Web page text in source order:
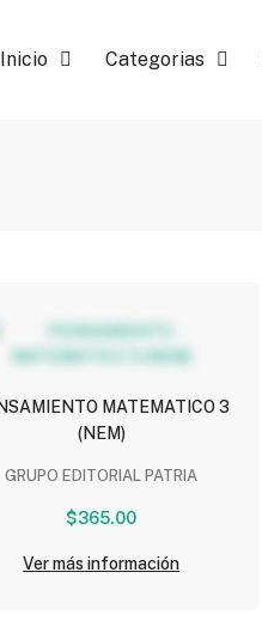
Inicio Categorias
MATEMATICO 3
(NEM)
GRUPO EDITORIAL PATRIA
$365.00
Ver más información